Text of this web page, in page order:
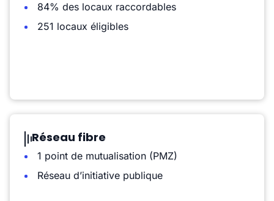
84% des locaux raccordables
251 locaux éligibles
Réseau fibre
1 point de mutualisation (PMZ)
Réseau d’initiative publique